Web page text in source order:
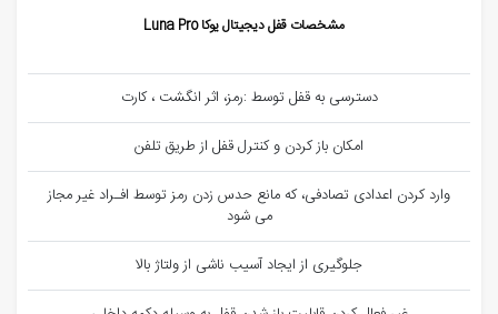
مشخصات قفل دیجیتال یوکا Luna Pro
دسترسی به قفل توسط :رمز، اثر انگشت ، کارت
امکان باز کردن و کنترل قفل از طریق تلفن
وارد کردن اعدادی تصادفی، که مانع حدس زدن رمز توسط افـراد غیر مجاز
می شود
جلوگیری از ایجاد آسیب ناشی از ولتاژ بالا